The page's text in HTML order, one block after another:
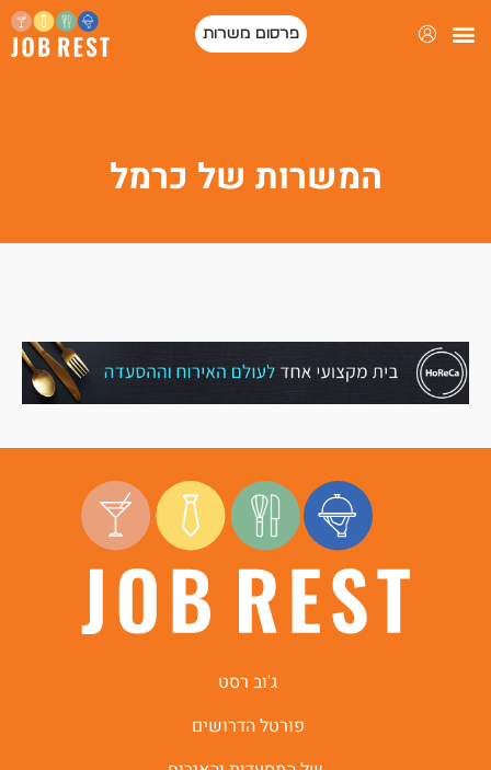
פרסום משרות
המשרות של כרמל
ג'וב רסט
פורטל הדרושים